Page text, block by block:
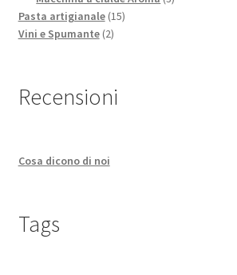
Pasta artigianale 1515
Vini e Spumante 22
Recensioni
Cosa dicono di noi
Tags